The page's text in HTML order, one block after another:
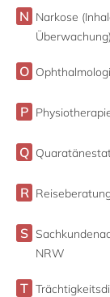
N Narkose
Überwachung)
O
P
Q
R
S
NRW
T